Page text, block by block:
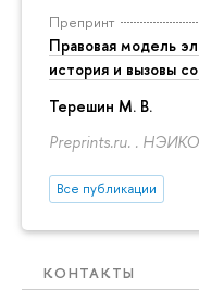
Препринт
Правовая модель
история и вызовы
Терешин М. В.
Preprints.ru. .
Все публикации
КОНТАКТЫ